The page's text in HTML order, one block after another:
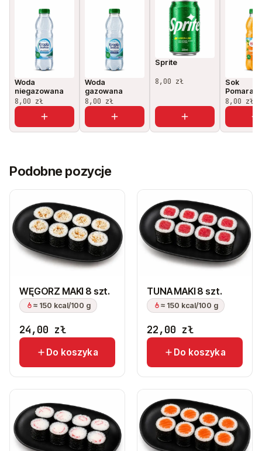
Woda
niegazowana
8,00 zł
Woda
gazowana
8,00 zł
Sprite
8,00 zł
Sok
8,00 zł
Podobne pozycje
WĘGORZ MAKI 8 szt.
≈ 150 kcal/100 g
24,00 zł
Do koszyka
TUNA MAKI 8 szt.
≈ 150 kcal/100 g
22,00 zł
Do koszyka